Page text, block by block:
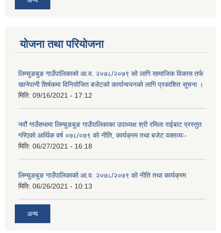
योजना तथा परियोजना
लिम्चुङबुङ गाउँपालिकाको आ.व. २०७८/२०७९ को लागि सामाजिक विकास तर्फ
खानेपानी शिर्षकमा विनियोजित बजेटको कार्यान्वयनको लागि प्रकाशित सूचना ।
मिति: 09/16/2021 - 17:12
नवौं गाउँसभामा लिम्चुङबुङ गाउँपालिकाका उपाध्यक्ष श्री रमिला राईबाट प्रस्तुत
गरिएको आर्थिक वर्ष ०७८/०७९ को नीति, कार्यक्रम तथा बजेट वक्तव्यः-
मिति: 06/27/2021 - 16:18
लिम्चुङबुङ गाउँपालिकाको आ.व. २०७८/२०७९ को नीति तथा कार्यक्रम
मिति: 06/26/2021 - 10:13
अन्य